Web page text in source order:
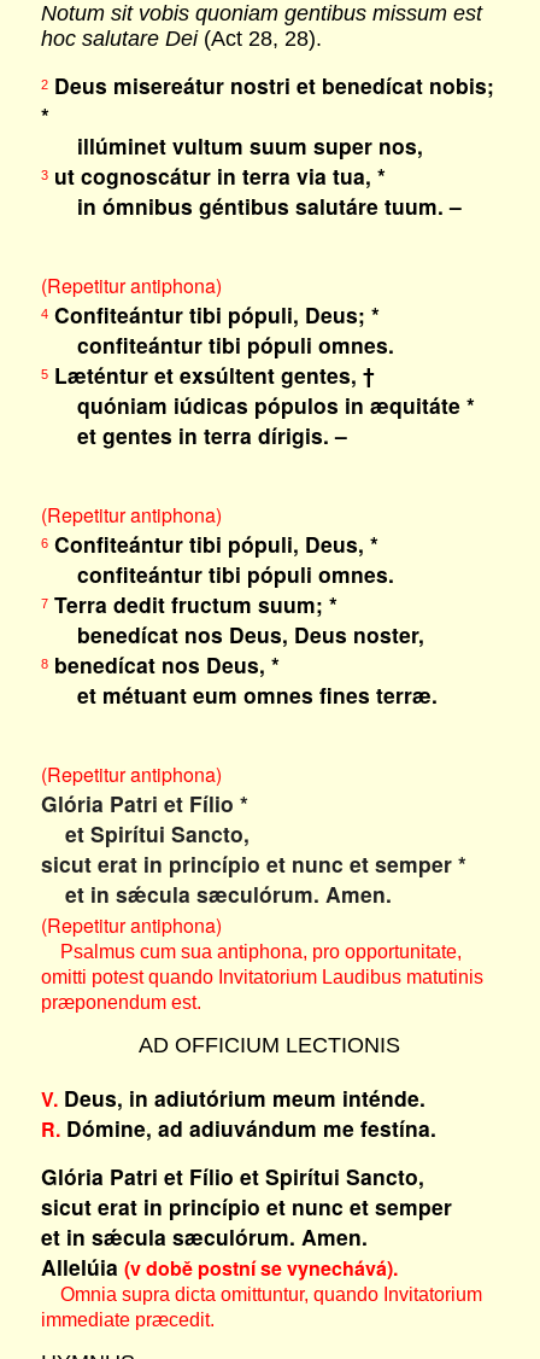
Notum sit vobis quoniam gentibus missum est
hoc salutare Dei (Act 28, 28).
2Deus misereátur nostri et benedícat nobis;
*
illúminet vultum suum super nos,
3ut cognoscátur in terra via tua, *
in ómnibus géntibus salutáre tuum. –
(Repetitur antiphona)
4Confiteántur tibi pópuli, Deus; *
confiteántur tibi pópuli omnes.
5Læténtur et exsúltent gentes, †
quóniam iúdicas pópulos in æquitáte *
et gentes in terra dírigis. –
(Repetitur antiphona)
6Confiteántur tibi pópuli, Deus, *
confiteántur tibi pópuli omnes.
7Terra dedit fructum suum; *
benedícat nos Deus, Deus noster,
8benedícat nos Deus, *
et métuant eum omnes fines terræ.
(Repetitur antiphona)
Glória Patri et Fílio *
et Spirítui Sancto,
sicut erat in princípio et nunc et semper *
et in sǽcula sæculórum. Amen.
(Repetitur antiphona)
Psalmus cum sua antiphona, pro opportunitate,
omitti potest quando Invitatorium Laudibus matutinis
præponendum est.
AD OFFICIUM LECTIONIS
V.Deus, in adiutórium meum inténde.
R.Dómine, ad adiuvándum me festína.
Glória Patri et Fílio et Spirítui Sancto,
sicut erat in princípio et nunc et semper
et in sǽcula sæculórum. Amen.
Allelúia (v době postní se vynechává).
Omnia supra dicta omittuntur, quando Invitatorium
immediate præcedit.